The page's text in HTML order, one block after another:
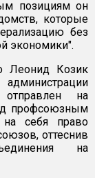
позициям он
которые
без
экономики".
Леонид Козик
на
профсоюзным
себя право
оттеснив
на